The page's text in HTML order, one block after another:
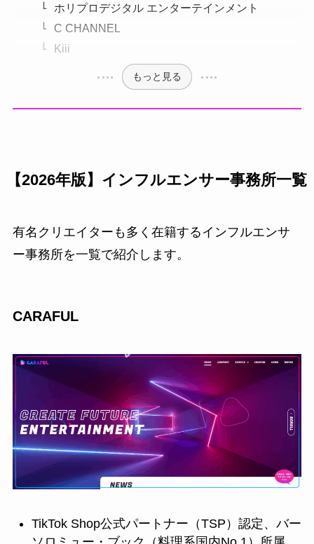
ホリプロデジタル エンターテインメント
C CHANNEL
Kiii
もっと見る
【2026年版】インフルエンサー事務所一覧
有名クリエイターも多く在籍するインフルエンサ
ー事務所を一覧で紹介します。
CARAFUL
TikTok Shop公式パートナー（TSP）認定、バー